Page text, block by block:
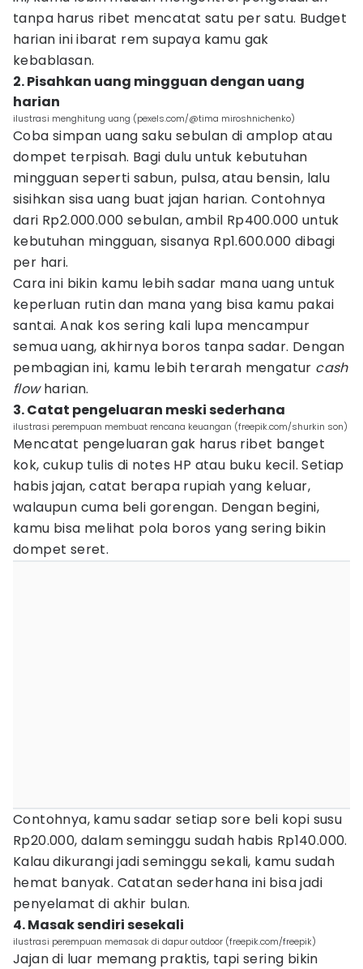
tanpa harus ribet mencatat satu per satu. Budget
harian ini ibarat rem supaya kamu gak
kebablasan.
2. Pisahkan uang mingguan dengan uang
harian
ilustrasi menghitung uang (pexels.com/@tima miroshnichenko)
Coba simpan uang saku sebulan di amplop atau
dompet terpisah. Bagi dulu untuk kebutuhan
mingguan seperti sabun, pulsa, atau bensin, lalu
sisihkan sisa uang buat jajan harian. Contohnya
dari Rp2.000.000 sebulan, ambil Rp400.000 untuk
kebutuhan mingguan, sisanya Rp1.600.000 dibagi
per hari.
Cara ini bikin kamu lebih sadar mana uang untuk
keperluan rutin dan mana yang bisa kamu pakai
santai. Anak kos sering kali lupa mencampur
semua uang, akhirnya boros tanpa sadar. Dengan
pembagian ini, kamu lebih terarah mengatur cash
flowharian.
3. Catat pengeluaran meski sederhana
ilustrasi perempuan membuat rencana keuangan (freepik.com/shurkin son)
Mencatat pengeluaran gak harus ribet banget
kok, cukup tulis di notes HP atau buku kecil. Setiap
habis jajan, catat berapa rupiah yang keluar,
walaupun cuma beli gorengan. Dengan begini,
kamu bisa melihat pola boros yang sering bikin
dompet seret.
Contohnya, kamu sadar setiap sore beli kopi susu
Rp20.000, dalam seminggu sudah habis Rp140.000.
Kalau dikurangi jadi seminggu sekali, kamu sudah
hemat banyak. Catatan sederhana ini bisa jadi
penyelamat di akhir bulan.
4. Masak sendiri sesekali
ilustrasi perempuan memasak di dapur outdoor (freepik.com/freepik)
Jajan di luar memang praktis, tapi sering bikin